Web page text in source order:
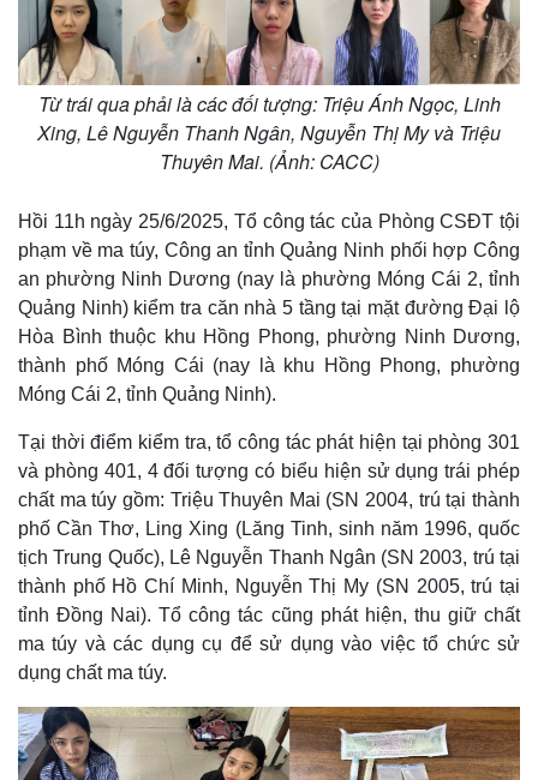
Từ trái qua phải là các đối tượng: Triệu Ánh Ngọc, Linh
Xing, Lê Nguyễn Thanh Ngân, Nguyễn Thị My và Triệu
Thuyên Mai. (Ảnh: CACC)
Hồi 11h ngày 25/6/2025, Tổ công tác của Phòng CSĐT tội
phạm về ma túy, Công an tỉnh Quảng Ninh phối hợp Công
an phường Ninh Dương (nay là phường Móng Cái 2, tỉnh
Quảng Ninh) kiểm tra căn nhà 5 tầng tại mặt đường Đại lộ
Hòa Bình thuộc khu Hồng Phong, phường Ninh Dương,
thành phố Móng Cái (nay là khu Hồng Phong, phường
Móng Cái 2, tỉnh Quảng Ninh).
Tại thời điểm kiểm tra, tổ công tác phát hiện tại phòng 301
và phòng 401, 4 đối tượng có biểu hiện sử dụng trái phép
chất ma túy gồm: Triệu Thuyên Mai (SN 2004, trú tại thành
phố Cần Thơ, Ling Xing (Lăng Tinh, sinh năm 1996, quốc
tịch Trung Quốc), Lê Nguyễn Thanh Ngân (SN 2003, trú tại
thành phố Hồ Chí Minh, Nguyễn Thị My (SN 2005, trú tại
tỉnh Đồng Nai). Tổ công tác cũng phát hiện, thu giữ chất
ma túy và các dụng cụ để sử dụng vào việc tổ chức sử
dụng chất ma túy.